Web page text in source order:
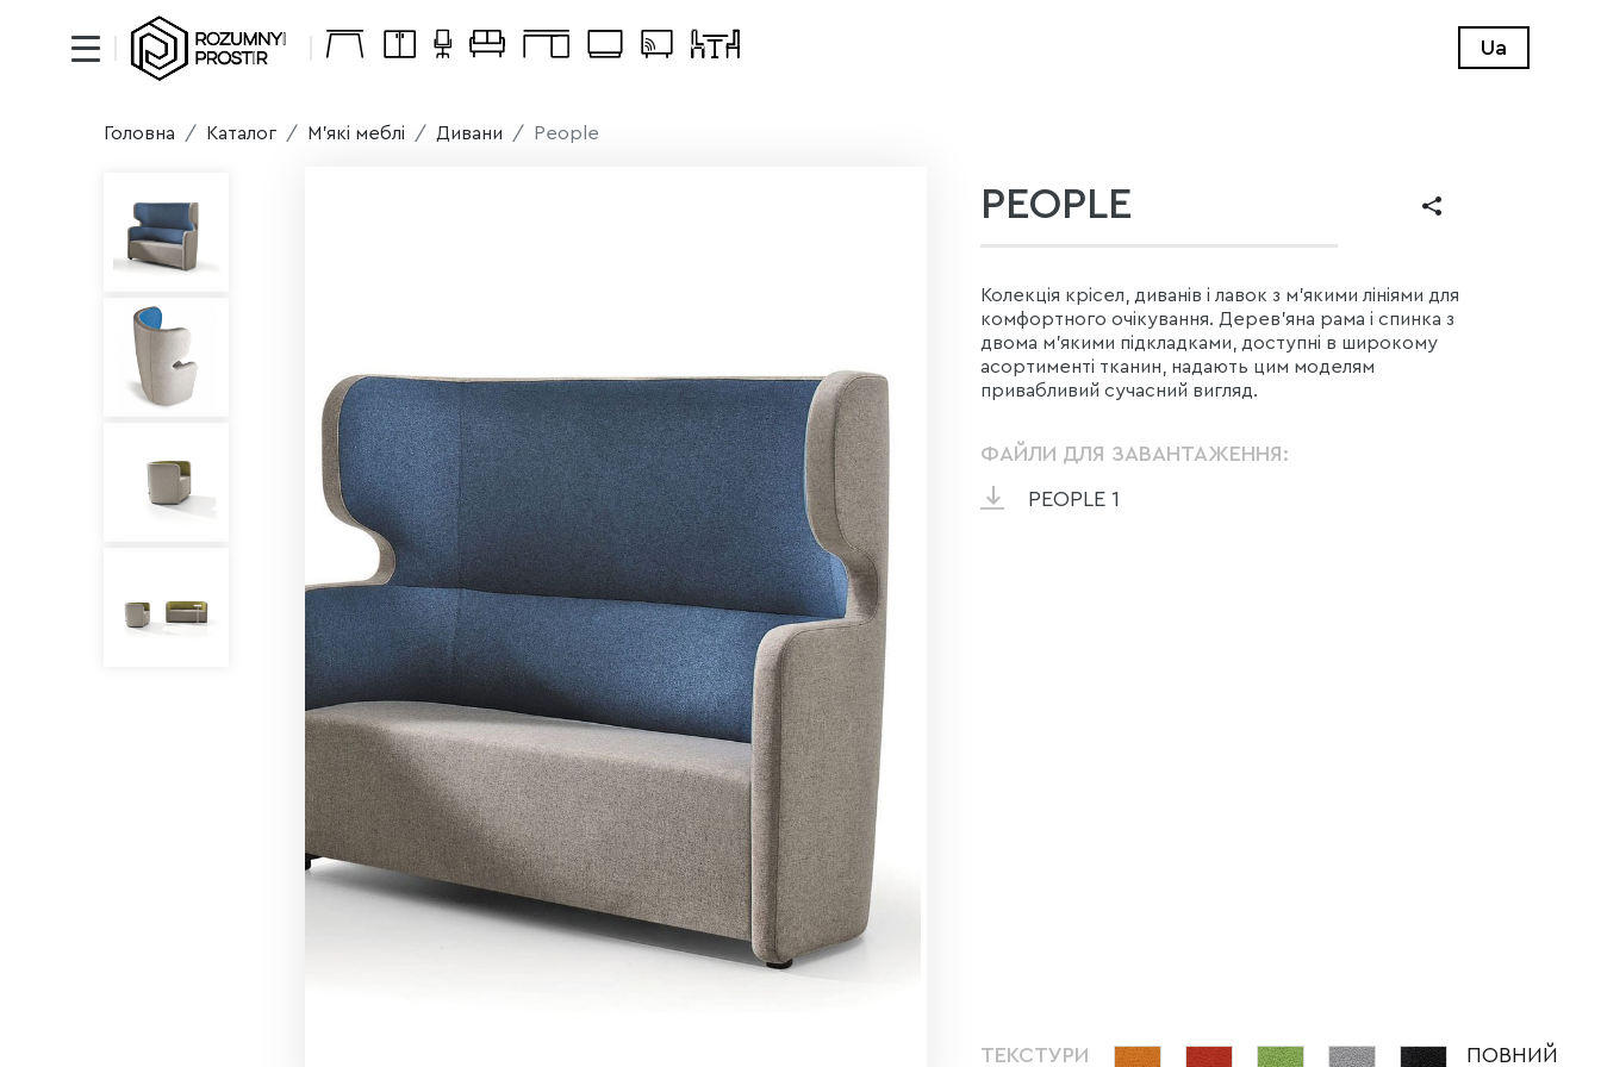
Ua
Головна Каталог М'які меблі Дивани People
PEOPLE
Колекція крісел, диванів і лавок з м'якими лініями для
комфортного очікування. Дерев'яна рама і спинка з
двома м'якими підкладками, доступні в широкому
асортименті тканин, надають цим моделям
привабливий сучасний вигляд.
ФАЙЛИ ДЛЯ ЗАВАНТАЖЕННЯ:
PEOPLE 1
ТЕКСТУРИ ПОВНИЙ